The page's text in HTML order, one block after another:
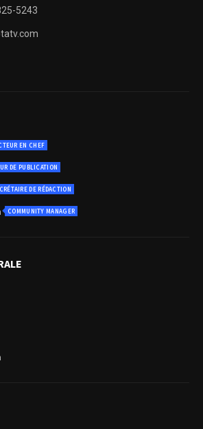
5243
EN CHEF
DE PUBLICATION
DE RÉDACTION
COMMUNITY MANAGER